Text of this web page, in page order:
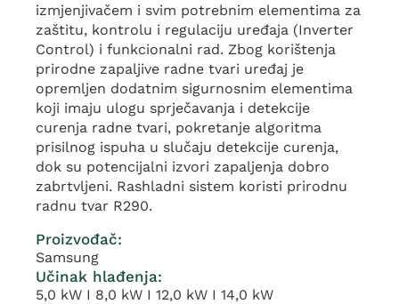
izmjenjivačem i svim potrebnim elementima za
zaštitu, kontrolu i regulaciju uređaja (Inverter
Control) i funkcionalni rad. Zbog korištenja
prirodne zapaljive radne tvari uređaj je
opremljen dodatnim sigurnosnim elementima
koji imaju ulogu sprječavanja i detekcije
curenja radne tvari, pokretanje algoritma
prisilnog ispuha u slučaju detekcije curenja,
dok su potencijalni izvori zapaljenja dobro
zabrtvljeni. Rashladni sistem koristi prirodnu
radnu tvar R290.
Proizvođač:
Samsung
Učinak hlađenja:
5,0 kW I 8,0 kW I 12,0 kW I 14,0 kW